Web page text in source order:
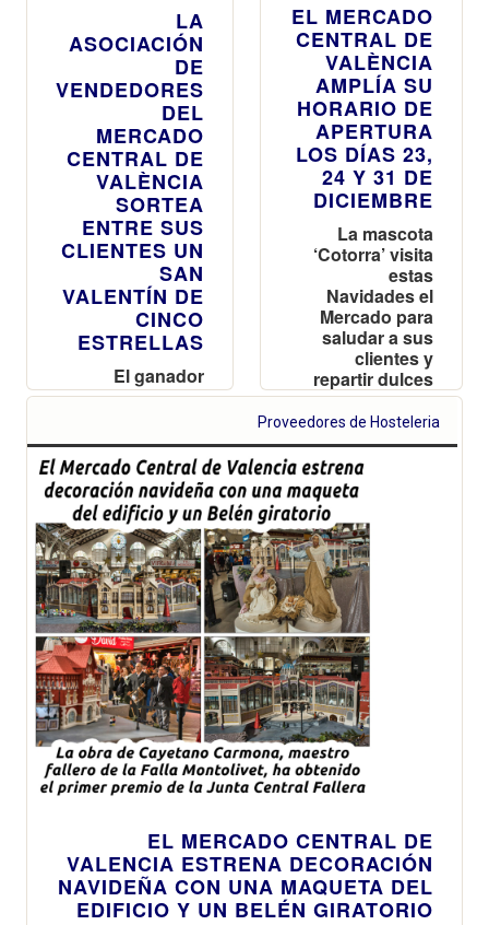
LA
ASOCIACIÓN
DE
VENDEDORES
DEL
MERCADO
CENTRAL DE
VALÈNCIA
SORTEA
ENTRE SUS
CLIENTES UN
SAN
VALENTÍN DE
CINCO
ESTRELLAS
El ganador
podrá disfrutar
Aires de
Romance, en el
Hotel Las
Arenas de
València
EL MERCADO
CENTRAL DE
VALÈNCIA
AMPLÍA SU
HORARIO DE
APERTURA
LOS DÍAS 23,
24 Y 31 DE
DICIEMBRE
La mascota
‘Cotorra’ visita
estas
Navidades el
Mercado para
saludar a sus
clientes y
repartir dulces
a los niños
Proveedores de Hosteleria
EL MERCADO CENTRAL DE
VALENCIA ESTRENA DECORACIÓN
NAVIDEÑA CON UNA MAQUETA DEL
EDIFICIO Y UN BELÉN GIRATORIO